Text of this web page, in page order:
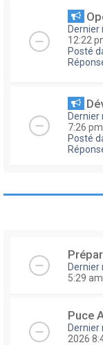
Dernier
12:22
Posté
Dernier
7:26 pm
Posté
Dernier
5:29 am
Puce
Dernier
2026